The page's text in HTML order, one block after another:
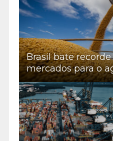
Brasil bate
mercados para o